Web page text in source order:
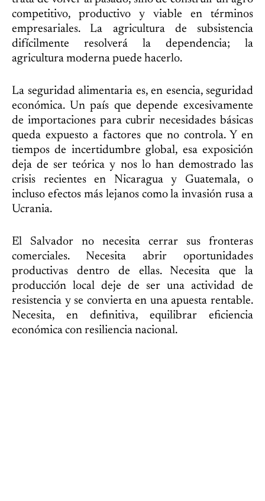
competitivo, productivo y viable en términos
empresariales. La agricultura de subsistencia
difícilmente resolverá la dependencia; la
agricultura moderna puede hacerlo.
La seguridad alimentaria es, en esencia, seguridad
económica. Un país que depende excesivamente
de importaciones para cubrir necesidades básicas
queda expuesto a factores que no controla. Y en
tiempos de incertidumbre global, esa exposición
deja de ser teórica y nos lo han demostrado las
crisis recientes en Nicaragua y Guatemala, o
incluso efectos más lejanos como la invasión rusa a
Ucrania.
El Salvador no necesita cerrar sus fronteras
comerciales. Necesita abrir oportunidades
productivas dentro de ellas. Necesita que la
producción local deje de ser una actividad de
resistencia y se convierta en una apuesta rentable.
Necesita, en definitiva, equilibrar eficiencia
económica con resiliencia nacional.